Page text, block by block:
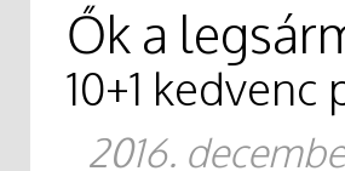
Ők a
10+1 kedvenc
2016.